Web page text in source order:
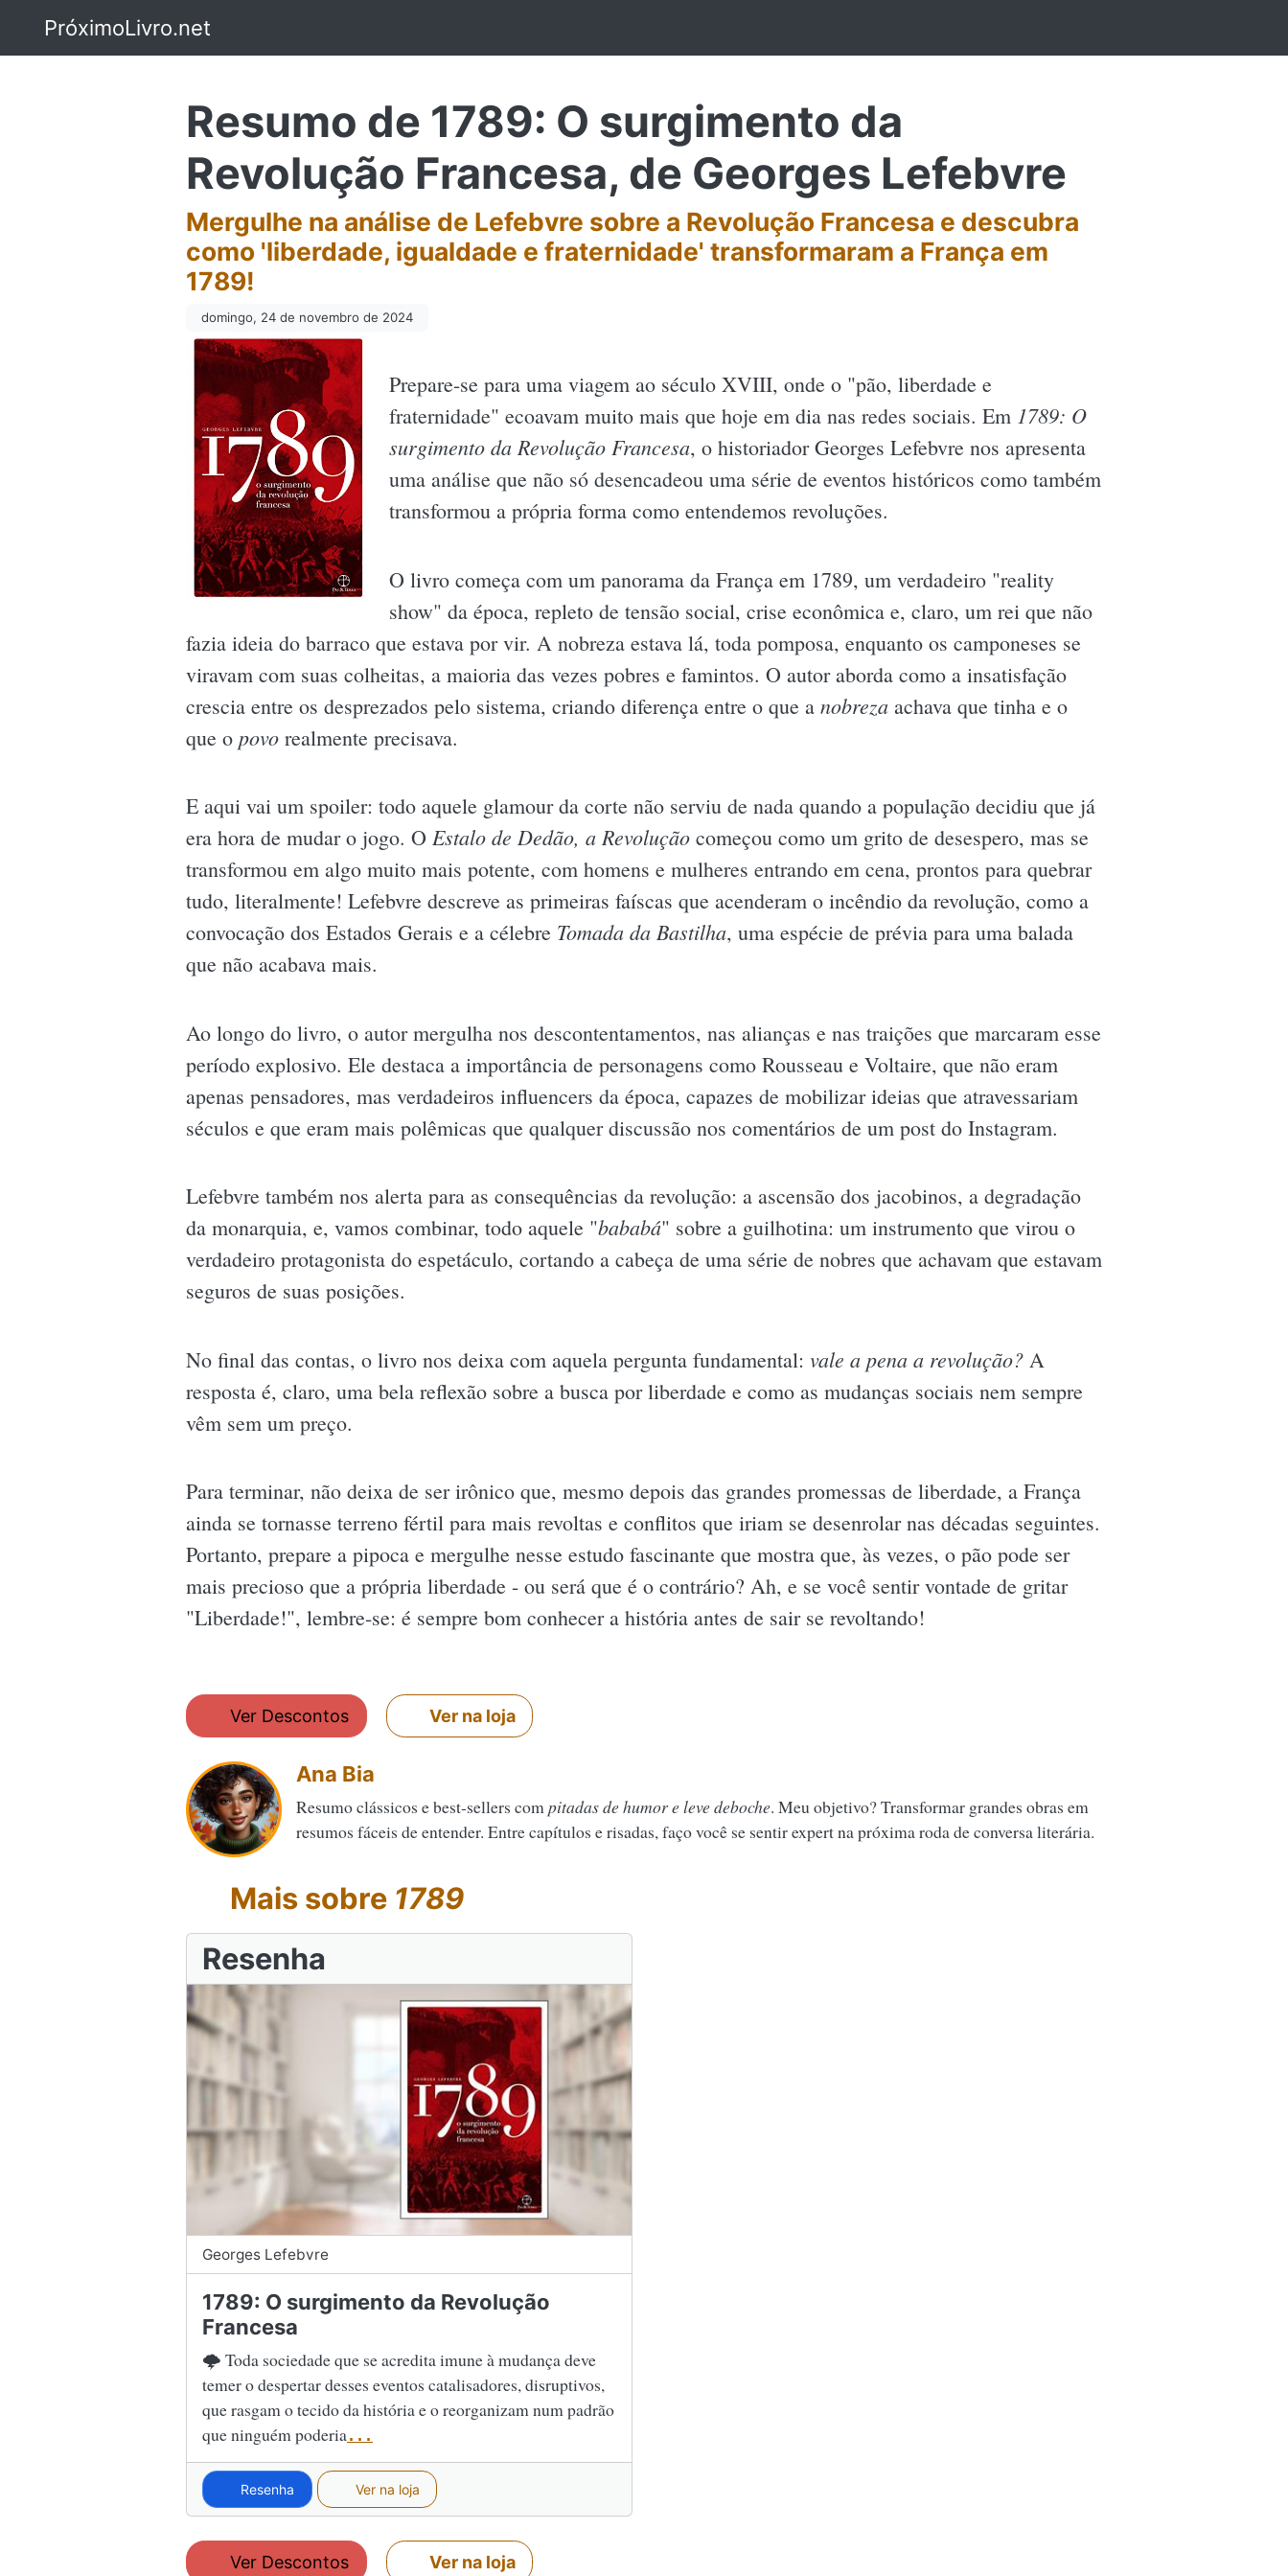
PróximoLivro.net
Resumo de 1789: O surgimento da
Revolução Francesa, de Georges Lefebvre
Mergulhe na análise de Lefebvre sobre a Revolução Francesa e descubra
como 'liberdade, igualdade e fraternidade' transformaram a França em
1789!
domingo, 24 de novembro de 2024
Prepare-se para uma viagem ao século XVIII, onde o "pão, liberdade e
fraternidade" ecoavam muito mais que hoje em dia nas redes sociais. Em 1789: O
surgimento da Revolução Francesa, o historiador Georges Lefebvre nos apresenta
uma análise que não só desencadeou uma série de eventos históricos como também
transformou a própria forma como entendemos revoluções.
O livro começa com um panorama da França em 1789, um verdadeiro "reality
show" da época, repleto de tensão social, crise econômica e, claro, um rei que não
fazia ideia do barraco que estava por vir. A nobreza estava lá, toda pomposa, enquanto os camponeses se
viravam com suas colheitas, a maioria das vezes pobres e famintos. O autor aborda como a insatisfação
crescia entre os desprezados pelo sistema, criando diferença entre o que a nobreza achava que tinha e o
que o povo realmente precisava.
E aqui vai um spoiler: todo aquele glamour da corte não serviu de nada quando a população decidiu que já
era hora de mudar o jogo. O Estalo de Dedão, a Revolução começou como um grito de desespero, mas se
transformou em algo muito mais potente, com homens e mulheres entrando em cena, prontos para quebrar
tudo, literalmente! Lefebvre descreve as primeiras faíscas que acenderam o incêndio da revolução, como a
convocação dos Estados Gerais e a célebre Tomada da Bastilha, uma espécie de prévia para uma balada
que não acabava mais.
Ao longo do livro, o autor mergulha nos descontentamentos, nas alianças e nas traições que marcaram esse
período explosivo. Ele destaca a importância de personagens como Rousseau e Voltaire, que não eram
apenas pensadores, mas verdadeiros influencers da época, capazes de mobilizar ideias que atravessariam
séculos e que eram mais polêmicas que qualquer discussão nos comentários de um post do Instagram.
Lefebvre também nos alerta para as consequências da revolução: a ascensão dos jacobinos, a degradação
da monarquia, e, vamos combinar, todo aquele "bababá" sobre a guilhotina: um instrumento que virou o
verdadeiro protagonista do espetáculo, cortando a cabeça de uma série de nobres que achavam que estavam
seguros de suas posições.
No final das contas, o livro nos deixa com aquela pergunta fundamental: vale a pena a revolução? A
resposta é, claro, uma bela reflexão sobre a busca por liberdade e como as mudanças sociais nem sempre
vêm sem um preço.
Para terminar, não deixa de ser irônico que, mesmo depois das grandes promessas de liberdade, a França
ainda se tornasse terreno fértil para mais revoltas e conflitos que iriam se desenrolar nas décadas seguintes.
Portanto, prepare a pipoca e mergulhe nesse estudo fascinante que mostra que, às vezes, o pão pode ser
mais precioso que a própria liberdade - ou será que é o contrário? Ah, e se você sentir vontade de gritar
"Liberdade!", lembre-se: é sempre bom conhecer a história antes de sair se revoltando!
Ver Descontos Ver na loja
Ana Bia
Resumo clássicos e best-sellers compitadas de humor e leve deboche. Meu objetivo? Transformar grandes obras em
resumos fáceis de entender. Entre capítulos e risadas, faço você se sentir expert na próxima roda de conversa literária.
Mais sobre 1789
Resenha
Georges Lefebvre
1789: O surgimento da Revolução
Francesa
🌩 Toda sociedade que se acredita imune à mudança deve
temer o despertar desses eventos catalisadores, disruptivos,
que rasgam o tecido da história e o reorganizam num padrão
que ninguém poderia...
Resenha Ver na loja
Ver Descontos Ver na loja